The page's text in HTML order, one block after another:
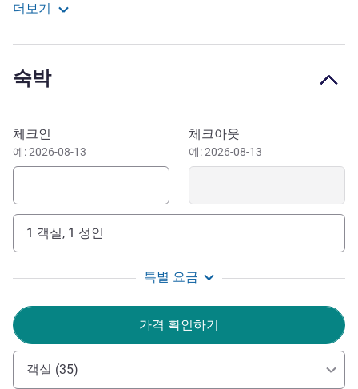
mall, and convenient underground parking. Located near
mosque, making it the ideal choice for both spiritual and
Madinah's largest and most multi-functional hotel, offering
partially renovated rooms, extensive facilities for families,
individual travelers, leisure groups, and accessible
offers breathtaking panoramic views of the Prophet's
Mosque - the perfect place for your spiritual retreat. Enjoy
unforgettable nights in Madinah with comfort, serenity, and
Mosque on it is northern side and other historic sites. only
16km from Prince Mohammed Bin Abdullaziz International
Airport. And 10km from Haramin High- Speed Railway.
Welcome to Anwar Al Madinah Mövenpick Hotel, in the
더보기
숙박
이 호텔 예약하기
체크인
예: 2026-08-13
체크아웃
예: 2026-08-13
1 객실, 1 성인
특별 요금
가격 확인하기
객실 (35)